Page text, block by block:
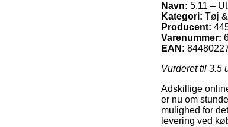
Navn: 5.11 –
Kategori: Tøj
Producent:
Varenummer:
EAN:
Vurderet til 3.5
Adskillige
er nu om
mulighed for
levering ved